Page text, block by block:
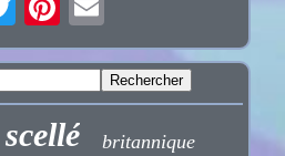
scellé britannique